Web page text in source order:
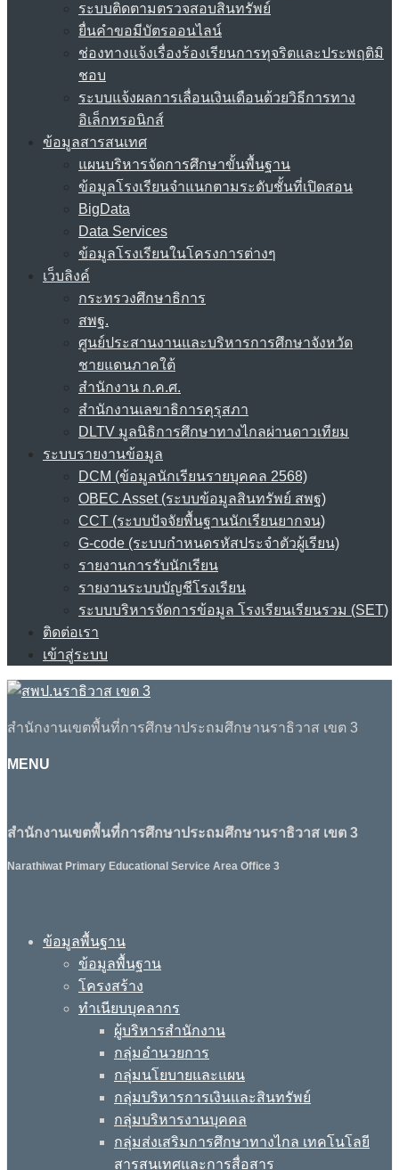
ระบบติดตามตรวจสอบสินทรัพย์
ยื่นคำขอมีบัตรออนไลน์
ช่องทางแจ้งเรื่องร้องเรียนการทุจริตและประพฤติมิ
ชอบ
ระบบแจ้งผลการเลื่อนเงินเดือนด้วยวิธีการทาง
อิเล็กทรอนิกส์
ข้อมูลสารสนเทศ
แผนบริหารจัดการศึกษาขั้นพื้นฐาน
ข้อมูลโรงเรียนจำแนกตามระดับชั้นที่เปิดสอน
BigData
Data Services
ข้อมูลโรงเรียนในโครงการต่างๆ
เว็บลิงค์
กระทรวงศึกษาธิการ
สพฐ.
ศูนย์ประสานงานและบริหารการศึกษาจังหวัด
ชายแดนภาคใต้
สำนักงาน ก.ค.ศ.
สำนักงานเลขาธิการคุรุสภา
DLTV มูลนิธิการศึกษาทางไกลผ่านดาวเทียม
ระบบรายงานข้อมูล
DCM (ข้อมูลนักเรียนรายบุคคล 2568)
OBEC Asset (ระบบข้อมูลสินทรัพย์ สพฐ)
CCT (ระบบปัจจัยพื้นฐานนักเรียนยากจน)
G-code (ระบบกำหนดรหัสประจำตัวผู้เรียน)
รายงานการรับนักเรียน
รายงานระบบบัญชีโรงเรียน
ระบบบริหารจัดการข้อมูล โรงเรียนเรียนรวม (SET)
ติดต่อเรา
เข้าสู่ระบบ
สำนักงานเขตพื้นที่การศึกษาประถมศึกษานราธิวาส เขต 3
MENU
สำนักงานเขตพื้นที่การศึกษาประถมศึกษานราธิวาส เขต 3
Narathiwat Primary Educational Service Area Office 3
ข้อมูลพื้นฐาน
ข้อมูลพื้นฐาน
โครงสร้าง
ทำเนียบบุคลากร
ผู้บริหารสำนักงาน
กลุ่มอำนวยการ
กลุ่มนโยบายและแผน
กลุ่มบริหารการเงินและสินทรัพย์
กลุ่มบริหารงานบุคคล
กลุ่มส่งเสริมการศึกษาทางไกล เทคโนโลยี
สารสนเทศและการสื่อสาร